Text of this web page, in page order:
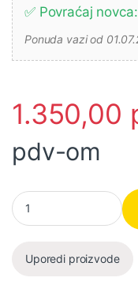
✅ Povraćaj
Ponuda vazi od
1.350,00
pdv-om
Probojna burgija za
Uporedi proizvode